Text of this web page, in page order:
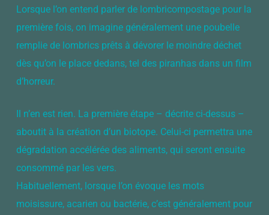
Lorsque l’on entend parler de lombricompostage pour la
première fois, on imagine généralement une poubelle
remplie de lombrics prêts à dévorer le moindre déchet
dès qu’on le place dedans, tel des piranhas dans un film
d’horreur.
Il n’en est rien. La première étape – décrite ci-dessus –
aboutit à la création d’un biotope. Celui-ci permettra une
dégradation accélérée des aliments, qui seront ensuite
consommé par les vers.
Habituellement, lorsque l’on évoque les mots
moisissure, acarien ou bactérie, c’est généralement pour